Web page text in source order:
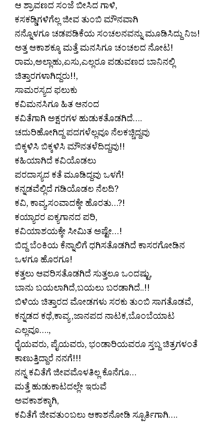
ಆ ಶ್ರಾವಣದ ಸಂಜೆ ಬೀಸಿದ ಗಾಳಿ,
ಕಸಕಡ್ಡಿಗಳಿಗೆಲ್ಲ ಜೀವ ತುಂಬಿ ಮೌನವಾಗಿ
ನನ್ನೊಳಗೂ ಚಡಪಡಿಕೆಯ ಸಂಚಲನವನ್ನು ಮೂಡಿಸಿದ್ದು ನಿಜ!
ಅತ್ತ ಆಕಾಶಕ್ಕೂ ಮತ್ತೆ ಮನಸಿಗೂ ಚಂಚಲದ ನೋಟ!
ರಾಮ,ಅಲ್ಲಾಹು,ಏಸು,ಎಲ್ಲರೂ ಪಡುವಣದ ಬಾನಿನಲ್ಲಿ
ಚಿತ್ತಾರಗಳಾಗಿದ್ದರು!!,
ಸಾಮರಸ್ಯದ ಫಲುಕು
ಕವಿಮನಸಿಗೂ ಹಿತ ಆನಂದ
ಕವಿತೆಗಾಗಿ ಅಕ್ಷರಗಳ ಹುಡುಕತೊಡಗಿದೆ….
ಚದುರಿಹೋಗಿದ್ದ ಪದಗಳೆಲ್ಲವೂ ನೆಲಕಚ್ಚಿದ್ದವು
ಬಿಕ್ಕಳಿಸಿ ಬಿಕ್ಕಳಿಸಿ ಮೌನತಳೆದಿದ್ದವು!!
ಕಹಿಯಾಗಿದೆ ಕವಿಯೊಡಲು
ಪರದಾಸ್ಯದ ಕತೆ ಮೂಡಿದ್ದವು ಒಳಗೆ!
ಕನ್ನಡವೆಲ್ಲಿದೆ ಗಡಿಯೊಡಲ ನೆಲದಿ?
ಕವಿ, ಕಾವ್ಯ,ಸಂವಾದಕ್ಕೇ ಹೊರತು…?!
ಕಯ್ಯಾರರ ಐಕ್ಯಗಾನದ ಪರಿ,
ಕವಿಯಾಶಯಕ್ಕೇ ಸೀಮಿತ ಅಷ್ಟೇ…!
ಬಿದ್ದ ಬೆಂಕಿಯ ಕೆನ್ನಾಲಿಗೆ ಧಗಿಸತೊಡಗಿದೆ ಕಾಸರಗೋಡಿನ
ಒಳಗೂ ಹೊರಗೂ!
ಕತ್ತಲು ಆವರಿಸತೊಡಗಿದೆ ಸುತ್ತಲೂ ಒಂದಷ್ಟು,
ಬಾನು ಬಯಲಾಗಿದೆ,ಬಯಲು ಬರಡಾಗಿದೆ..!!
ಬಿಳಿಯ ಚಿತ್ತಾರದ ಮೋಡಗಳು ಸರಕು ತುಂಬಿ ಸಾಗತೊಡವೆ,
ಕನ್ನಡದ ಕಥೆ,ಕಾವ್ಯ ,ಜಾನಪದ ನಾಟಕ,ಬೊಂಬೆಯಾಟ
ಎಲ್ಲವೂ….,
ರೈಯವರು, ಪೈಯವರು, ಭಂಡಾರಿಯವರೂ ಸ್ತಬ್ದ ಚಿತ್ರಗಳಂತೆ
ಕಾಣುತ್ತಿದ್ದಾರೆ ನನಗೆ!!!
ನನ್ನ ಕವಿತೆಗೆ ಜೀವಮೊಳತಿಲ್ಲ ಕೊನೆಗೂ…
ಮತ್ತೆ ಹುಡುಕಾಟದಲ್ಲೇ ಇರುವೆ
ಅವಕಾಶಕ್ಕಾಗಿ,
ಕವಿತೆಗೆ ಜೀವತುಂಬಲು ಆಕಾಶನೋಡಿ ಸ್ಪೂರ್ತಿಗಾಗಿ….